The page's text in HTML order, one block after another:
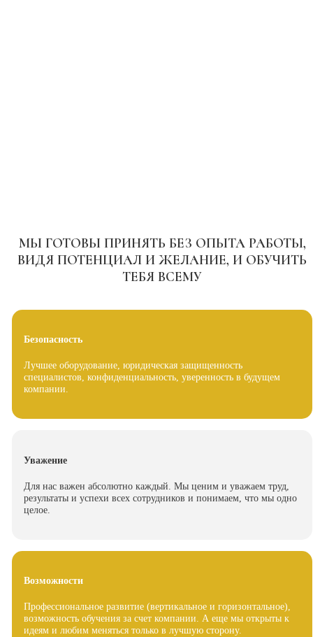
МЫ ГОТОВЫ ПРИНЯТЬ БЕЗ ОПЫТА РАБОТЫ,
ВИДЯ ПОТЕНЦИАЛ И ЖЕЛАНИЕ, И ОБУЧИТЬ
ТЕБЯ ВСЕМУ
Безопасность
Лучшее оборудование, юридическая защищенность
специалистов, конфиденциальность, уверенность в будущем
компании.
Уважение
Для нас важен абсолютно каждый. Мы ценим и уважаем труд,
результаты и успехи всех сотрудников и понимаем, что мы одно
целое.
Возможности
Профессиональное развитие (вертикальное и горизонтальное),
возможность обучения за счет компании. А еще мы открыты к
идеям и любим меняться только в лучшую сторону.